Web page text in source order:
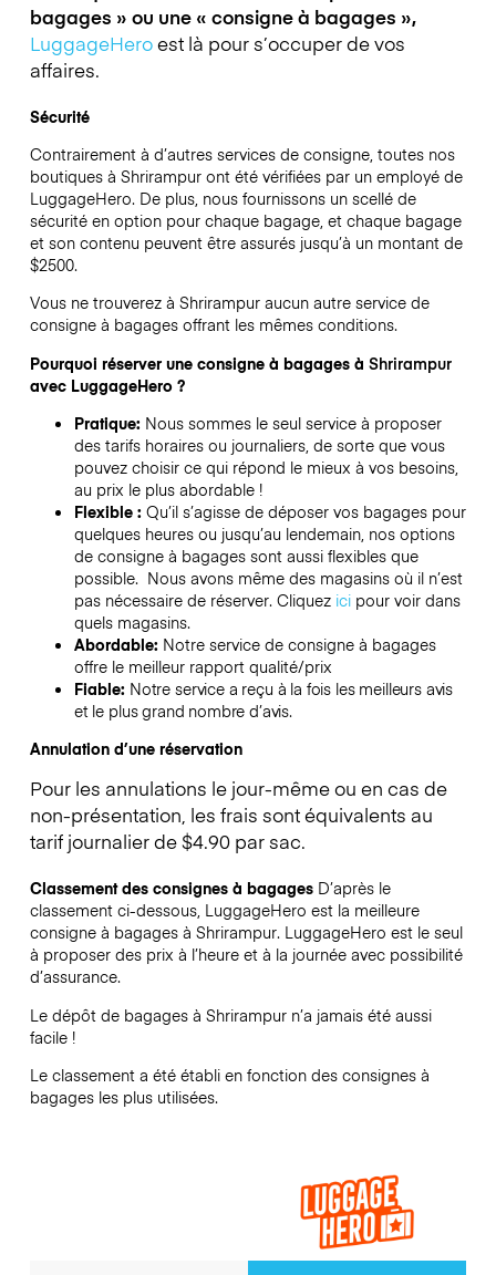
bagages » ou une « consigne à bagages »,
LuggageHeroest là pour s’occuper de vos
affaires.
Sécurité
Contrairement à d’autres services de consigne,toutes nos
boutiques à Shrirampuront été vérifiées par un employé de
LuggageHero. De plus, nous fournissons un scellé de
sécurité en option pour chaque bagage, et chaque bagage
et son contenu peuvent être assurés jusqu’à un montant de
$2500.
Vous ne trouverez à Shrirampuraucun autre service de
consigne à bagages offrant les mêmes conditions.
Pourquoi réserver une consigne à bagages à Shrirampur
avec LuggageHero ?
Pratique: Nous sommes le seul service à proposer
des tarifs horaires ou journaliers, de sorte que vous
pouvez choisir ce qui répond le mieux à vos besoins,
au prix le plus abordable !
Flexible : Qu’il s’agisse de déposer vos bagages pour
quelques heures ou jusqu’au lendemain, nos options
de consigne à bagages sont aussi flexibles que
possible. Nous avons même des magasins où il n’est
pas nécessaire de réserver. Cliquez icipour voir dans
quels magasins.
Abordable: Notre service de consigne à bagages
offre le meilleur rapport qualité/prix
Fiable: Notre service a reçu à la fois les meilleurs avis
et le plus grand nombre d’avis.
Annulation d’une réservation
Pour les annulations le jour-même ou en cas de
non-présentation, les frais sont équivalents au
tarif journalier de $4.90 par sac.
Classement des consignes à bagages D’après le
classement ci-dessous, LuggageHero est la meilleure
consigne à bagages à Shrirampur. LuggageHero est le seul
à proposer des prix à l’heure et à la journée avec possibilité
d’assurance.
Le dépôt de bagages à Shrirampurn’a jamais été aussi
facile !
Le classement a été établi en fonction des consignes à
bagages les plus utilisées.